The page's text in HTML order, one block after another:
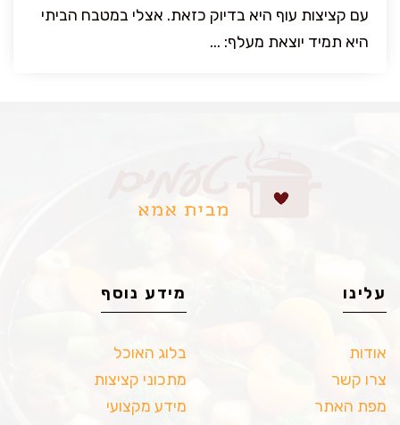
עם קציצות עוף היא בדיוק כזאת. אצלי במטבח הביתי
היא תמיד יוצאת מעלף: ...
עלינו
אודות
צרו קשר
מפת האתר
מידע נוסף
בלוג האוכל
מתכוני קציצות
מידע מקצועי